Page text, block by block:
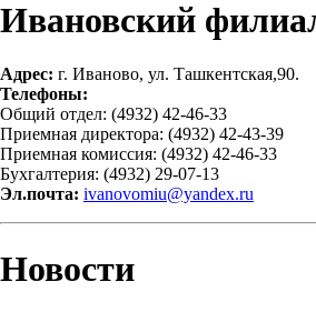
Ивановский
Адрес: г. Иваново, ул. Ташкентская,90.
Телефоны:
Общий отдел: (4932) 42-46-33
Приемная директора: (4932) 42-43-39
Приемная комиссия: (4932) 42-46-33
Бухгалтерия: (4932) 29-07-13
Эл.почта: ivanovomiu@yandex.ru
Новости